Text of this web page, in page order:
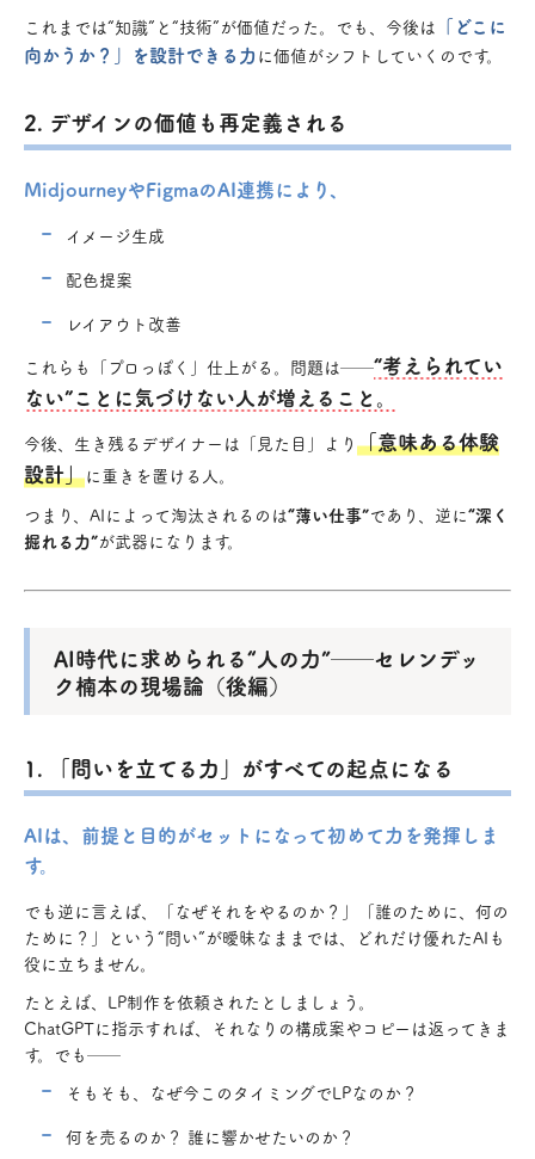
これまでは“知識”と“技術”が価値だった。でも、今後は 「どこに
向かうか？」を設計できる力 に価値がシフトしていくのです。
2. デザインの価値も再定義される
MidjourneyやFigmaのAI連携により、
イメージ生成
配色提案
レイアウト改善
これらも「プロっぽく」仕上がる。問題は──“考えられてい
ない”ことに気づけない人が増えること。
今後、生き残るデザイナーは「見た目」より 「意味ある体験
設計」に重きを置ける人。
つまり、AIによって淘汰されるのは“薄い仕事”であり、逆に“深く
掘れる力”が武器になります。
AI時代に求められる“人の力”──セレンデッ
ク楠本の現場論（後編）
1. 「問いを立てる力」がすべての起点になる
AIは、前提と目的がセットになって初めて力を発揮しま
す。
でも逆に言えば、「なぜそれをやるのか？」「誰のために、何の
ために？」という“問い”が曖昧なままでは、どれだけ優れたAIも
役に立ちません。
たとえば、LP制作を依頼されたとしましょう。
ChatGPTに指示すれば、それなりの構成案やコピーは返ってきま
す。でも──
そもそも、なぜ今このタイミングでLPなのか？
何を売るのか？ 誰に響かせたいのか？